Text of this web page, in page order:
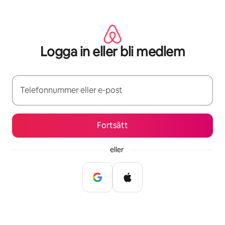
Logga in eller bli medlem
Telefonnummer eller e-post
Fortsätt
eller